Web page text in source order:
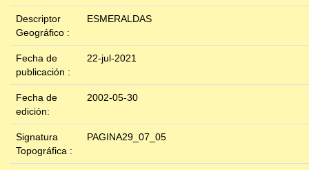
Descriptor
Geográfico :
ESMERALDAS
Fecha de
publicación :
22-jul-2021
Fecha de
edición:
2002-05-30
Signatura
Topográfica :
PAGINA29_07_05